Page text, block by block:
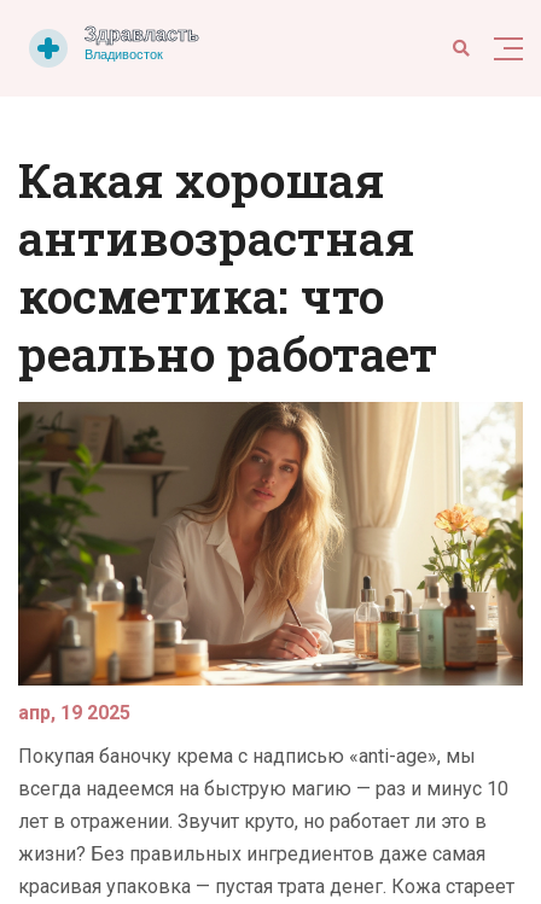
Какая хорошая
антивозрастная
косметика: что
реально работает
апр, 19 2025
Покупая баночку крема с надписью «anti-age», мы
всегда надеемся на быструю магию — раз и минус 10
лет в отражении. Звучит круто, но работает ли это в
жизни? Без правильных ингредиентов даже самая
красивая упаковка — пустая трата денег. Кожа стареет